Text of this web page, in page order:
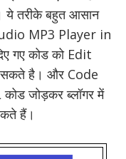
ये तरीके बहुत आसान
MP3 Player in
गए कोड को Edit
है। और Code
जोड़कर ब्लॉगर में
हैं।